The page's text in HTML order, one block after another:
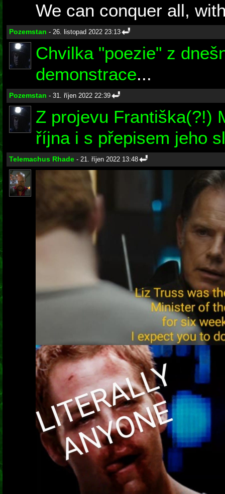
We can conquer all,
Pozemstan - 26. listopad 2022 23:13
Chvilka "poezie" z
demonstrace...
Pozemstan - 31. říjen 2022 22:39
Z projevu Františka(?!)
října i s přepisem jeho
Telemachus Rhade - 21. říjen 2022 13:48